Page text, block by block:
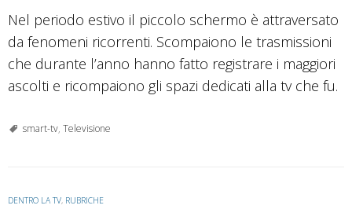
Nel periodo estivo il piccolo schermo è attraversato
da fenomeni ricorrenti. Scompaiono le trasmissioni
che durante l’anno hanno fatto registrare i maggiori
ascolti e ricompaiono gli spazi dedicati alla tv che fu.
smart-tv, Televisione
DENTRO LA TV, RUBRICHE